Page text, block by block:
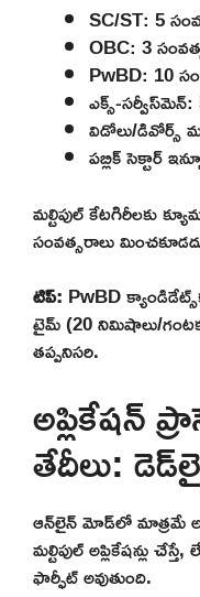
SC/ST: 5
OBC: 3
PwBD: 10
ఎక్స్-
విడోలు/డివోర్స్
పబ్లిక్ సెక్టార్
మల్టిపుల్ కేటగిరీలకు
సంవత్సరాలు
టిప్: PwBD
టైమ్ (20 నిమిషాలు/
తప్పనిసరి.
అప్లికేషన్
తేదీలు:
ఆన్‌లైన్ మోడ్‌లో మాత్రమే
మల్టిపుల్ అప్లికేషన్లు
ఫార్ఫీట్ అవుతుంది.